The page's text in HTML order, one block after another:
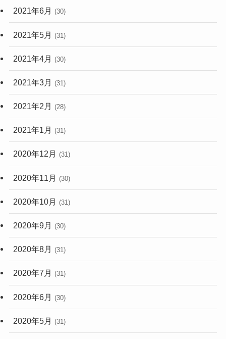
2021年6月 (30)
2021年5月 (31)
2021年4月 (30)
2021年3月 (31)
2021年2月 (28)
2021年1月 (31)
2020年12月 (31)
2020年11月 (30)
2020年10月 (31)
2020年9月 (30)
2020年8月 (31)
2020年7月 (31)
2020年6月 (30)
2020年5月 (31)